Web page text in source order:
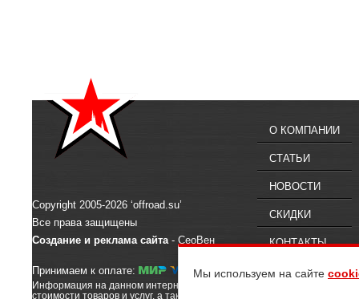
Copyright 2005-2026 ‘offroad.su’
Все права защищены
Создание и реклама сайта- СеоВен
Принимаем к оплате:
О КОМПАНИИ
СТАТЬИ
НОВОСТИ
СКИДКИ
КОНТАКТЫ
Информация на данном интернет-сайте предназначена для
стоимости товаров и услуг, а также их наличии, вы можете
Мы используем на сайте